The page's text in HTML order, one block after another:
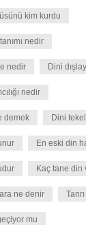
kim kurdu
nedir
nedir Dini
nedir
demek Dini
En eski din
Kaç tane din
ne denir
mu